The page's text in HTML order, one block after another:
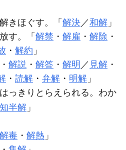
きほぐす。「 解決／和解 」
す。「 解禁 ・ 解雇 ・ 解除 ・
・ 解約 」
・ 解説 ・ 解答 ・ 解明 ／ 見解 ・
・ 読解 ・ 弁解 ・ 明解 」
っきりとらえられる。わか
半解 」
解毒 ・ 解熱 」